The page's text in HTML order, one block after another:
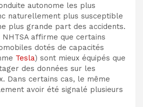
autonome les plus
naturellement plus susceptible
plus grande part des accidents.
affirme que certains
dotés de capacités
Tesla) sont mieux équipés que
des données sur les
Dans certains cas, le même
avoir été signalé plusieurs